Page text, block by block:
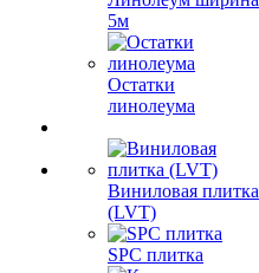
5м
Остатки
линолеума
Виниловая плитка
(LVT)
SPC плитка